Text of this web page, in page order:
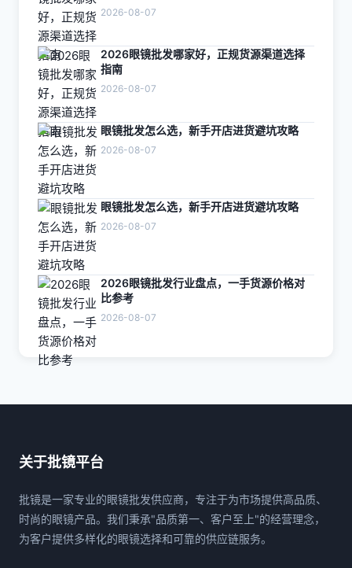
2026-08-07
2026眼镜批发哪家好，正规货源渠道选择
指南
2026-08-07
眼镜批发怎么选，新手开店进货避坑攻略
2026-08-07
眼镜批发怎么选，新手开店进货避坑攻略
2026-08-07
2026眼镜批发行业盘点，一手货源价格对
比参考
2026-08-07
关于批镜平台
批镜是一家专业的眼镜批发供应商，专注于为市场提供高品质、
时尚的眼镜产品。我们秉承"品质第一、客户至上"的经营理念，
为客户提供多样化的眼镜选择和可靠的供应链服务。